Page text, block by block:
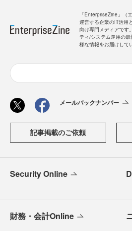
「EnterpriseZine」（
運営する企業のIT活用
向け専門メディアです
ティ/システム運用の
様な情報をお届けして
メールバックナンバー
記事掲載のご依頼
Security Online
財務・会計Online